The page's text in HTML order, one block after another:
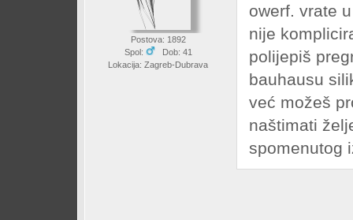
Postova: 1892
Spol:
Dob: 41
Lokacija: Zagreb-Dubrava
owerf. vrate
nije
polijepiš
bauhausu
već možeš
naštimati
spomenutog